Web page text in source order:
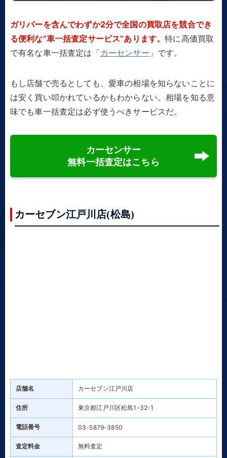
ガリバーを含んでわずか2分で全国の買取店を競合でき
る便利な”車一括査定サービス”あります。特に高価買取
で有名な車一括査定は「カーセンサー 」です。
もし店舗で売るとしても、愛車の相場を知らないことに
は安く買い叩かれているかもわからない。相場を知る意
味でも車一括査定は必ず使うべきサービスだ。
カーセンサー
無料一括査定はこちら
カーセブン江戸川店(松島)
店舗名 カーセブン江戸川店
住所 東京都江戸川区松島1-32-1
電話番号 03-5879-3850
査定料金 無料査定